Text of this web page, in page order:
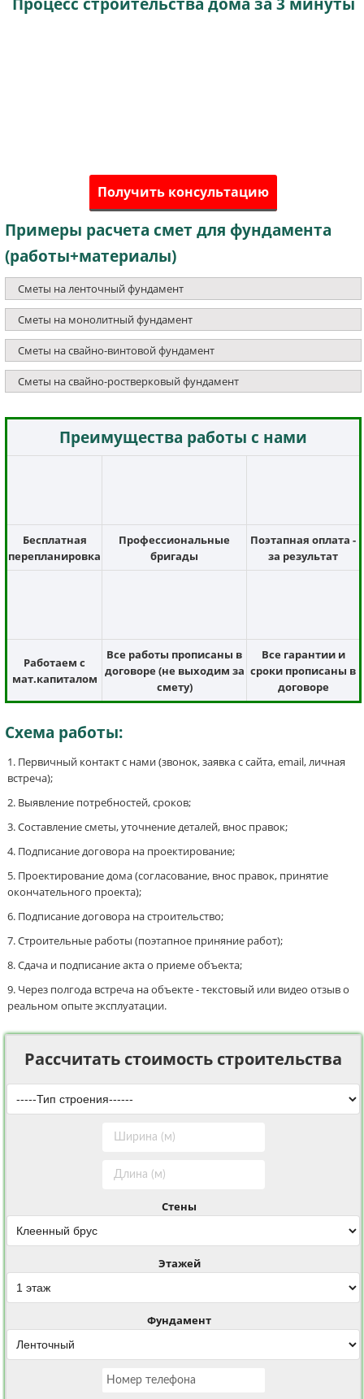
Получить консультацию
Примеры расчета смет для фундамента
(работы+материалы)
Сметы на ленточный фундамент
Сметы на монолитный фундамент
Сметы на свайно-винтовой фундамент
Сметы на свайно-ростверковый фундамент
Преимущества работы с нами
Бесплатная
перепланировка
Профессиональные
бригады
Поэтапная оплата -
за результат
Работаем с
мат.капиталом
Все работы прописаны в
договоре (не выходим за
смету)
Все гарантии и
сроки прописаны в
договоре
Схема работы:
Первичный контакт с нами (звонок, заявка с сайта, email, личная
встреча);
Выявление потребностей, сроков;
Составление сметы, уточнение деталей, внос правок;
Подписание договора на проектирование;
Проектирование дома (согласование, внос правок, принятие
окончательного проекта);
Подписание договора на строительство;
Строительные работы (поэтапное приняние работ);
Сдача и подписание акта о приеме объекта;
Через полгода встреча на объекте - текстовый или видео отзыв о
реальном опыте эксплуатации.
Рассчитать стоимость строительства
Стены
Этажей
Фундамент